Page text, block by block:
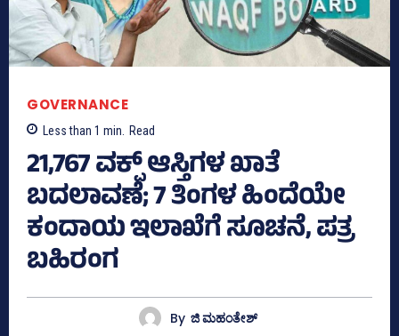
GOVERNANCE
Less than 1 min. Read
21,767 ವಕ್ಫ್‌ ಆಸ್ತಿಗಳ ಖಾತೆ
ಬದಲಾವಣೆ; 7 ತಿಂಗಳ ಹಿಂದೆಯೇ
ಕಂದಾಯ ಇಲಾಖೆಗೆ ಸೂಚನೆ, ಪತ್ರ
ಬಹಿರಂಗ
By ಜಿ ಮಹಂತೇಶ್